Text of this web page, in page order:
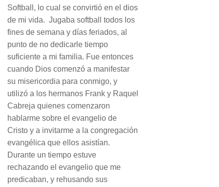
Softball, lo cual se convirtió en el dios
de mi vida. Jugaba softball todos los
fines de semana y días feriados, al
punto de no dedicarle tiempo
suficiente a mi familia. Fue entonces
cuando Dios comenzó a manifestar
su misericordia para conmigo, y
utilizó a los hermanos Frank y Raquel
Cabreja quienes comenzaron
hablarme sobre el evangelio de
Cristo y a invitarme a la congregación
evangélica que ellos asistían.
Durante un tiempo estuve
rechazando el evangelio que me
predicaban, y rehusando sus